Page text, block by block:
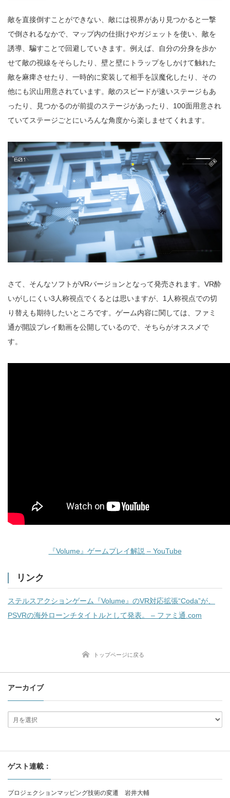
敵を直接倒すことができない、敵には視界があり見つかると一撃
で倒されるなかで、マップ内の仕掛けやガジェットを使い、敵を
誘導、騙すことで回避していきます。例えば、自分の分身を歩か
せて敵の視線をそらしたり、壁と壁にトラップをしかけて触れた
敵を麻痺させたり、一時的に変装して相手を誤魔化したり、その
他にも沢山用意されています。敵のスピードが速いステージもあ
ったり、見つかるのが前提のステージがあったり、100面用意され
ていてステージごとにいろんな角度から楽しませてくれます。
さて、そんなソフトがVRバージョンとなって発売されます。VR酔
いがしにくい3人称視点でくるとは思いますが、1人称視点での切
り替えも期待したいところです。ゲーム内容に関しては、ファミ
通が開設プレイ動画を公開しているので、そちらがオススメで
す。
『Volume』ゲームプレイ解説 – YouTube
リンク
ステルスアクションゲーム『Volume』のVR対応拡張“Coda”が、
PSVRの海外ローンチタイトルとして発表。 – ファミ通.com
トップページに戻る
アーカイブ
ゲスト連載：
プロジェクションマッピング技術の変遷 岩井大輔